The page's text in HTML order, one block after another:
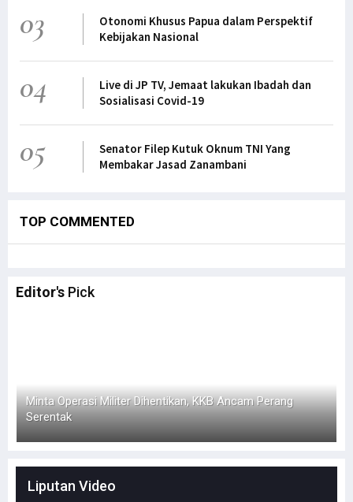
03
Otonomi Khusus Papua dalam Perspektif
Kebijakan Nasional
04
Live di JP TV, Jemaat lakukan Ibadah dan
Sosialisasi Covid-19
05
Senator Filep Kutuk Oknum TNI Yang
Membakar Jasad Zanambani
TOP COMMENTED
Editor's Pick
Minta Operasi Militer Dihentikan, KKB Ancam Perang
Serentak
Liputan Video